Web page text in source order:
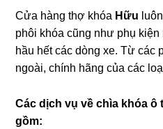
Cửa hàng thợ khóa Hữu
phôi khóa cũng như phụ
hầu hết các dòng xe. Từ các
ngoài, chính hãng của các
Các dịch vụ về chìa khóa ô
gồm: